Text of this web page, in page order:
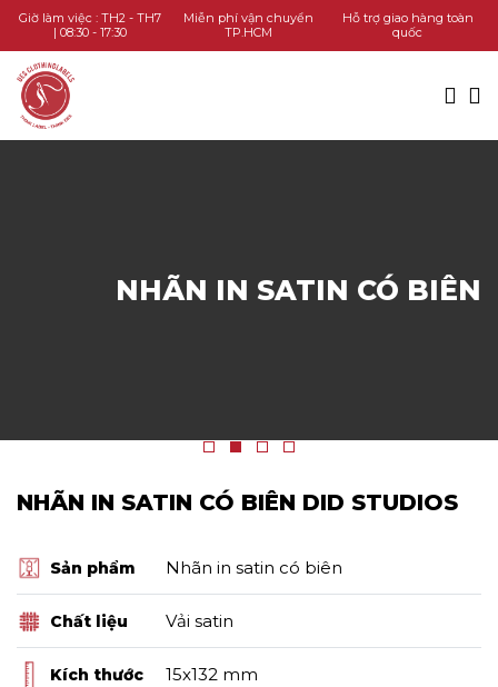
Giờ làm việc : TH2 - TH7
| 08:30 - 17:30
Miễn phí vận chuyển
TP.HCM
Hỗ trợ giao hàng toàn
quốc
NHÃN IN SATIN CÓ BIÊN
NHÃN IN SATIN CÓ BIÊN DID STUDIOS
Sản phẩm Nhãn in satin có biên
Chất liệu Vải satin
Kích thước 15x132 mm
TRANG CHỦ
DANH MỤC SẢN PHẨM
KIẾN THỨC
GỌI HOTLINE